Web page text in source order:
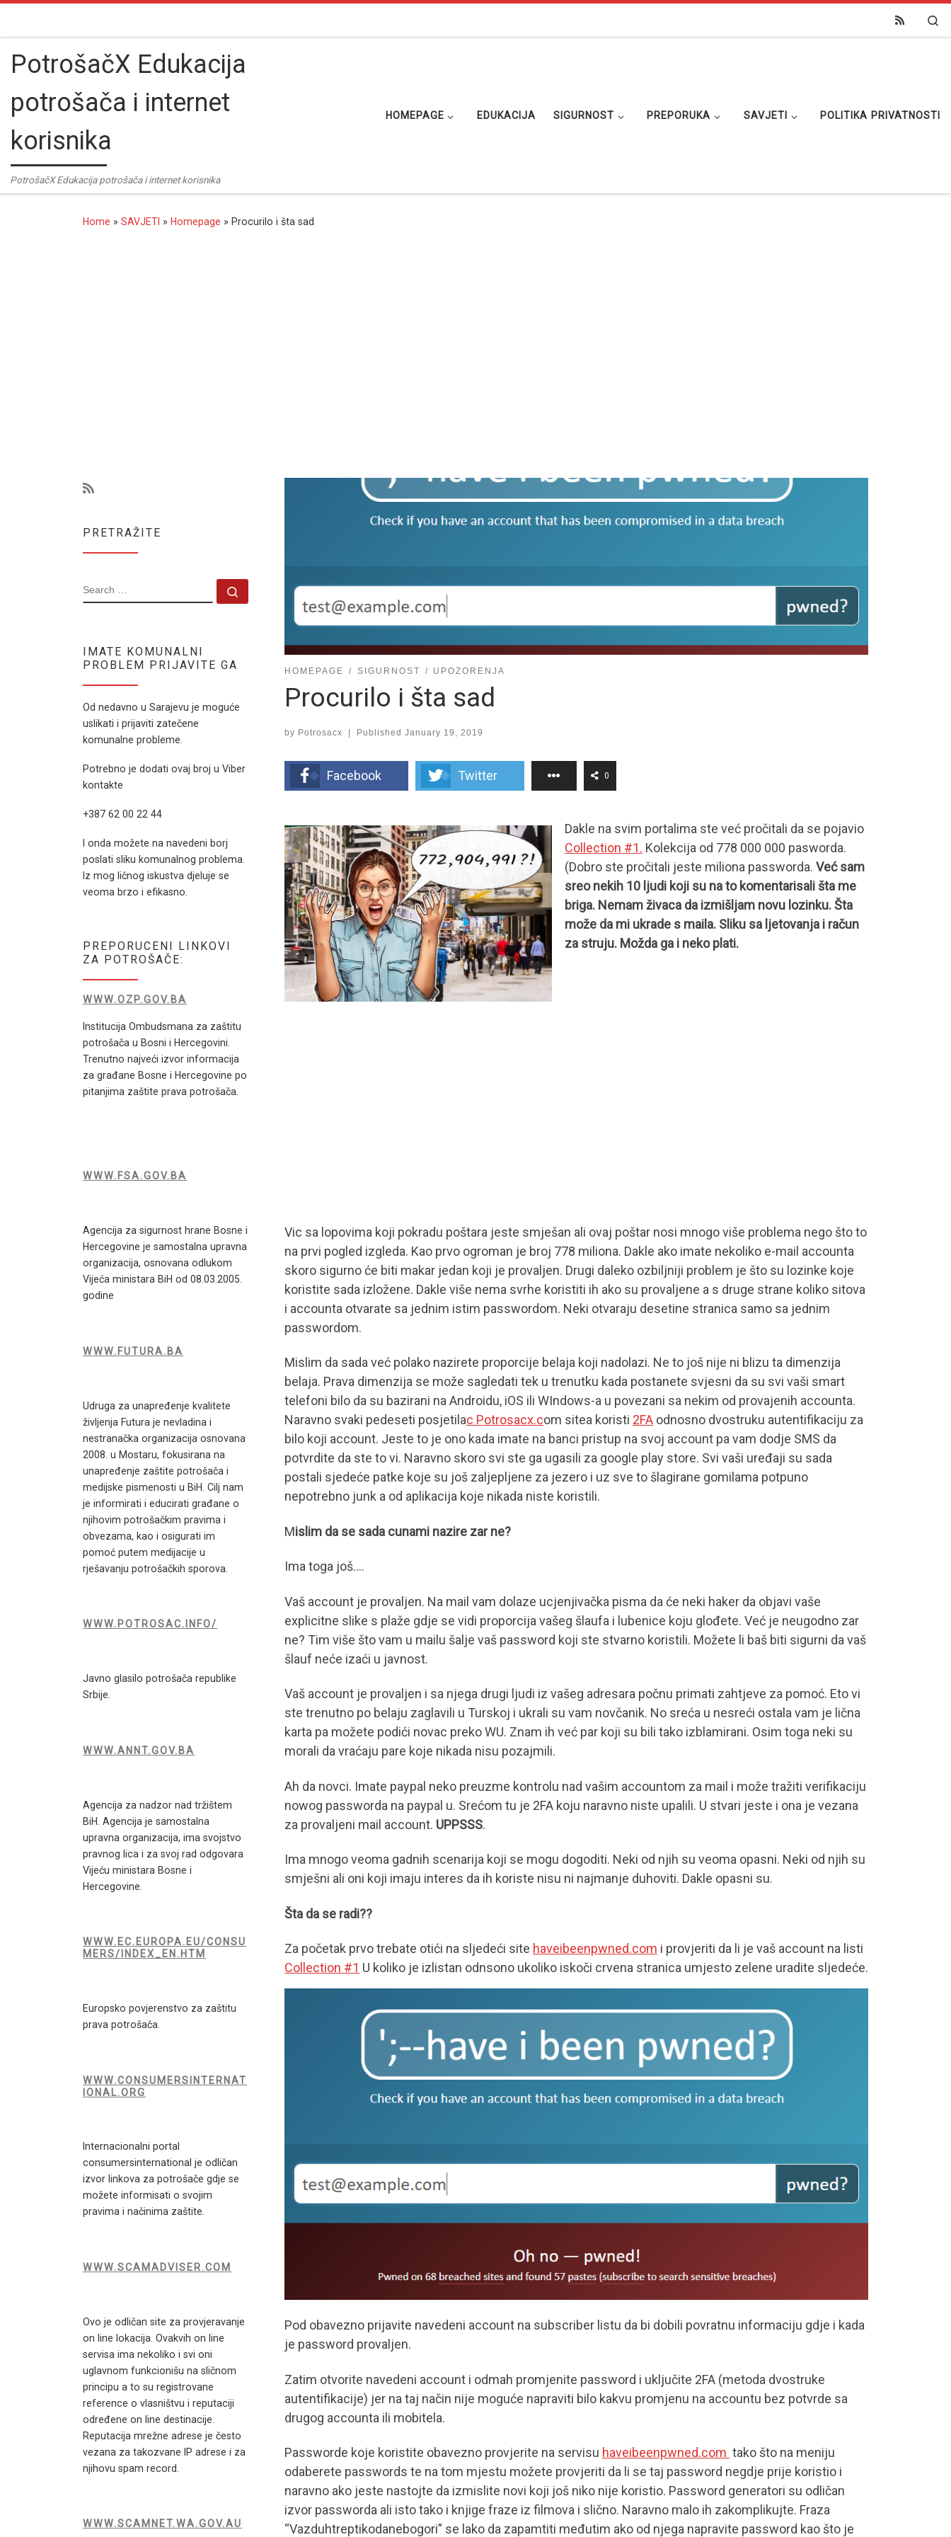
PotrošačX Edukacija
potrošača i internet
korisnika
PotrošačX Edukacija potrošača i internet korisnika
HOMEPAGE EDUKACIJA SIGURNOST PREPORUKA SAVJETI POLITIKA PRIVATNOSTI
Home » SAVJETI » Homepage » Procurilo i šta sad
HOMEPAGE SIGURNOST UPOZORENJA
Procurilo i šta sad
by Potrosacx Published January 19, 2019
Facebook Twitter 0
Dakle na svim portalima ste već pročitali da se pojavio
Collection #1. Kolekcija od 778 000 000 pasworda.
(Dobro ste pročitali jeste miliona passworda. Već sam
sreo nekih 10 ljudi koji su na to komentarisali šta me
briga. Nemam živaca da izmišljam novu lozinku. Šta
može da mi ukrade s maila. Sliku sa ljetovanja i račun
za struju. Možda ga i neko plati.
Vic sa lopovima koji pokradu poštara jeste smješan ali ovaj poštar nosi mnogo više problema nego što to
na prvi pogled izgleda. Kao prvo ogroman je broj 778 miliona. Dakle ako imate nekoliko e-mail accounta
skoro sigurno će biti makar jedan koji je provaljen. Drugi daleko ozbiljniji problem je što su lozinke koje
koristite sada izložene. Dakle više nema svrhe koristiti ih ako su provaljene a s druge strane koliko sitova
i accounta otvarate sa jednim istim passwordom. Neki otvaraju desetine stranica samo sa jednim
passwordom.
Mislim da sada već polako nazirete proporcije belaja koji nadolazi. Ne to još nije ni blizu ta dimenzija
belaja. Prava dimenzija se može sagledati tek u trenutku kada postanete svjesni da su svi vaši smart
telefoni bilo da su bazirani na Androidu, iOS ili WIndows-a u povezani sa nekim od provajenih accounta.
Naravno svaki pedeseti posjetilac Potrosacx.com sitea koristi 2FA odnosno dvostruku autentifikaciju za
bilo koji account. Jeste to je ono kada imate na banci pristup na svoj account pa vam dodje SMS da
potvrdite da ste to vi. Naravno skoro svi ste ga ugasili za google play store. Svi vaši uređaji su sada
postali sjedeće patke koje su još zaljepljene za jezero i uz sve to šlagirane gomilama potpuno
nepotrebno junk a od aplikacija koje nikada niste koristili.
Mislim da se sada cunami nazire zar ne?
Ima toga još….
Vaš account je provaljen. Na mail vam dolaze ucjenjivačka pisma da će neki haker da objavi vaše
explicitne slike s plaže gdje se vidi proporcija vašeg šlaufa i lubenice koju glođete. Već je neugodno zar
ne? Tim više što vam u mailu šalje vaš password koji ste stvarno koristili. Možete li baš biti sigurni da vaš
šlauf neće izaći u javnost.
Vaš account je provaljen i sa njega drugi ljudi iz vašeg adresara počnu primati zahtjeve za pomoć. Eto vi
ste trenutno po belaju zaglavili u Turskoj i ukrali su vam novčanik. No sreća u nesreći ostala vam je lična
karta pa možete podići novac preko WU. Znam ih već par koji su bili tako izblamirani. Osim toga neki su
morali da vraćaju pare koje nikada nisu pozajmili.
Ah da novci. Imate paypal neko preuzme kontrolu nad vašim accountom za mail i može tražiti verifikaciju
nowog passworda na paypal u. Srećom tu je 2FA koju naravno niste upalili. U stvari jeste i ona je vezana
za provaljeni mail account. UPPSSS.
Ima mnogo veoma gadnih scenarija koji se mogu dogoditi. Neki od njih su veoma opasni. Neki od njih su
smješni ali oni koji imaju interes da ih koriste nisu ni najmanje duhoviti. Dakle opasni su.
Šta da se radi??
Za početak prvo trebate otići na sljedeći site haveibeenpwned.com i provjeriti da li je vaš account na listi
Collection #1 U koliko je izlistan odnsono ukoliko iskoči crvena stranica umjesto zelene uradite sljedeće.
Pod obavezno prijavite navedeni account na subscriber listu da bi dobili povratnu informaciju gdje i kada
je password provaljen.
Zatim otvorite navedeni account i odmah promjenite password i uključite 2FA (metoda dvostruke
autentifikacije) jer na taj način nije moguće napraviti bilo kakvu promjenu na accountu bez potvrde sa
drugog accounta ili mobitela.
Passworde koje koristite obavezno provjerite na servisu haveibeenpwned.com tako što na meniju
odaberete passwords te na tom mjestu možete provjeriti da li se taj password negdje prije koristio i
naravno ako jeste nastojte da izmislite novi koji još niko nije koristio. Password generatori su odličan
izvor passworda ali isto tako i knjige fraze iz filmova i slično. Naravno malo ih zakomplikujte. Fraza
“Vazduhtreptikodanebogori” se lako da zapamtiti međutim ako od njega napravite password kao što je
PRETRAŽITE
SEARCH
IMATE KOMUNALNI
PROBLEM PRIJAVITE GA
Od nedavno u Sarajevu je moguće
uslikati i prijaviti zatečene
komunalne probleme.
Potrebno je dodati ovaj broj u Viber
kontakte
+387 62 00 22 44
I onda možete na navedeni borj
poslati sliku komunalnog problema.
Iz mog ličnog iskustva djeluje se
veoma brzo i efikasno.
PREPORUCENI LINKOVI
ZA POTROŠAČE:
WWW.OZP.GOV.BA
Institucija Ombudsmana za zaštitu
potrošača u Bosni i Hercegovini.
Trenutno najveći izvor informacija
za građane Bosne i Hercegovine po
pitanjima zaštite prava potrošača.
WWW.FSA.GOV.BA
Agencija za sigurnost hrane Bosne i
Hercegovine je samostalna upravna
organizacija, osnovana odlukom
Vijeća ministara BiH od 08.03.2005.
godine
WWW.FUTURA.BA
Udruga za unapređenje kvalitete
življenja Futura je nevladina i
nestranačka organizacija osnovana
2008. u Mostaru, fokusirana na
unapređenje zaštite potrošača i
medijske pismenosti u BiH. Cilj nam
je informirati i educirati građane o
njihovim potrošačkim pravima i
obvezama, kao i osigurati im
pomoć putem medijacije u
rješavanju potrošačkih sporova.
WWW.POTROSAC.INFO/
Javno glasilo potrošača republike
Srbije.
WWW.ANNT.GOV.BA
Agencija za nadzor nad tržištem
BiH. Agencija je samostalna
upravna organizacija, ima svojstvo
pravnog lica i za svoj rad odgovara
Vijeću ministara Bosne i
Hercegovine.
WWW.EC.EUROPA.EU/CONSU
MERS/INDEX_EN.HTM
Europsko povjerenstvo za zaštitu
prava potrošača.
WWW.CONSUMERSINTERNAT
IONAL.ORG
Internacionalni portal
consumersinternational je odličan
izvor linkova za potrošače gdje se
možete informisati o svojim
pravima i načinima zaštite.
WWW.SCAMADVISER.COM
Ovo je odličan site za provjeravanje
on line lokacija. Ovakvih on line
servisa ima nekoliko i svi oni
uglavnom funkcionišu na sličnom
principu a to su registrovane
reference o vlasništvu i reputaciji
određene on line destinacije.
Reputacija mrežne adrese je često
vezana za takozvane IP adrese i za
njihovu spam record.
WWW.SCAMNET.WA.GOV.AU